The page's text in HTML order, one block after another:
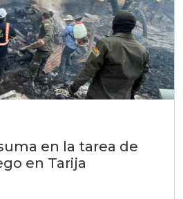
en la tarea de
en Tarija